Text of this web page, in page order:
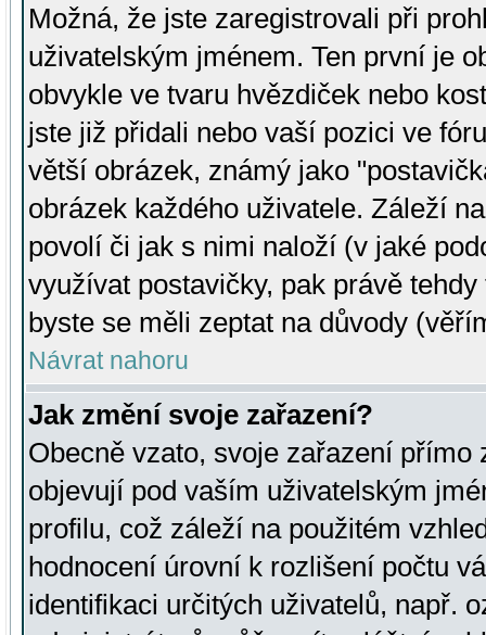
Možná, že jste zaregistrovali při
uživatelským jménem. Ten první je
obvykle ve tvaru hvězdiček nebo
jste již přidali nebo vaší pozici ve
větší obrázek, známý jako
obrázek každého uživatele. Záleží
povolí či jak s nimi naloží (v jaké
využívat postavičky, pak právě
byste se měli zeptat na důvody
Návrat nahoru
Jak změní svoje zařazení?
Obecně vzato, svoje zařazení přímo
objevují pod vaším uživatelským
profilu, což záleží na použitém
hodnocení úrovní k rozlišení počtu
identifikaci určitých uživatelů, např.